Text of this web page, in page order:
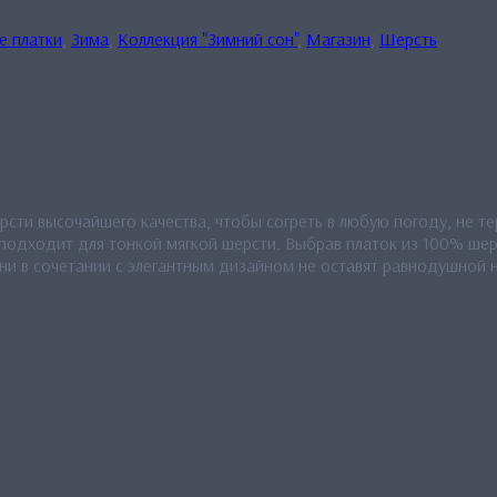
платки Зима Коллекция "Зимний сон", Магазин Шерсть
высочайшего качества, чтобы согреть в любую погоду, не
для тонкой мягкой шерсти. Выбрав платок из 100%
в сочетании с элегантным дизайном не оставят